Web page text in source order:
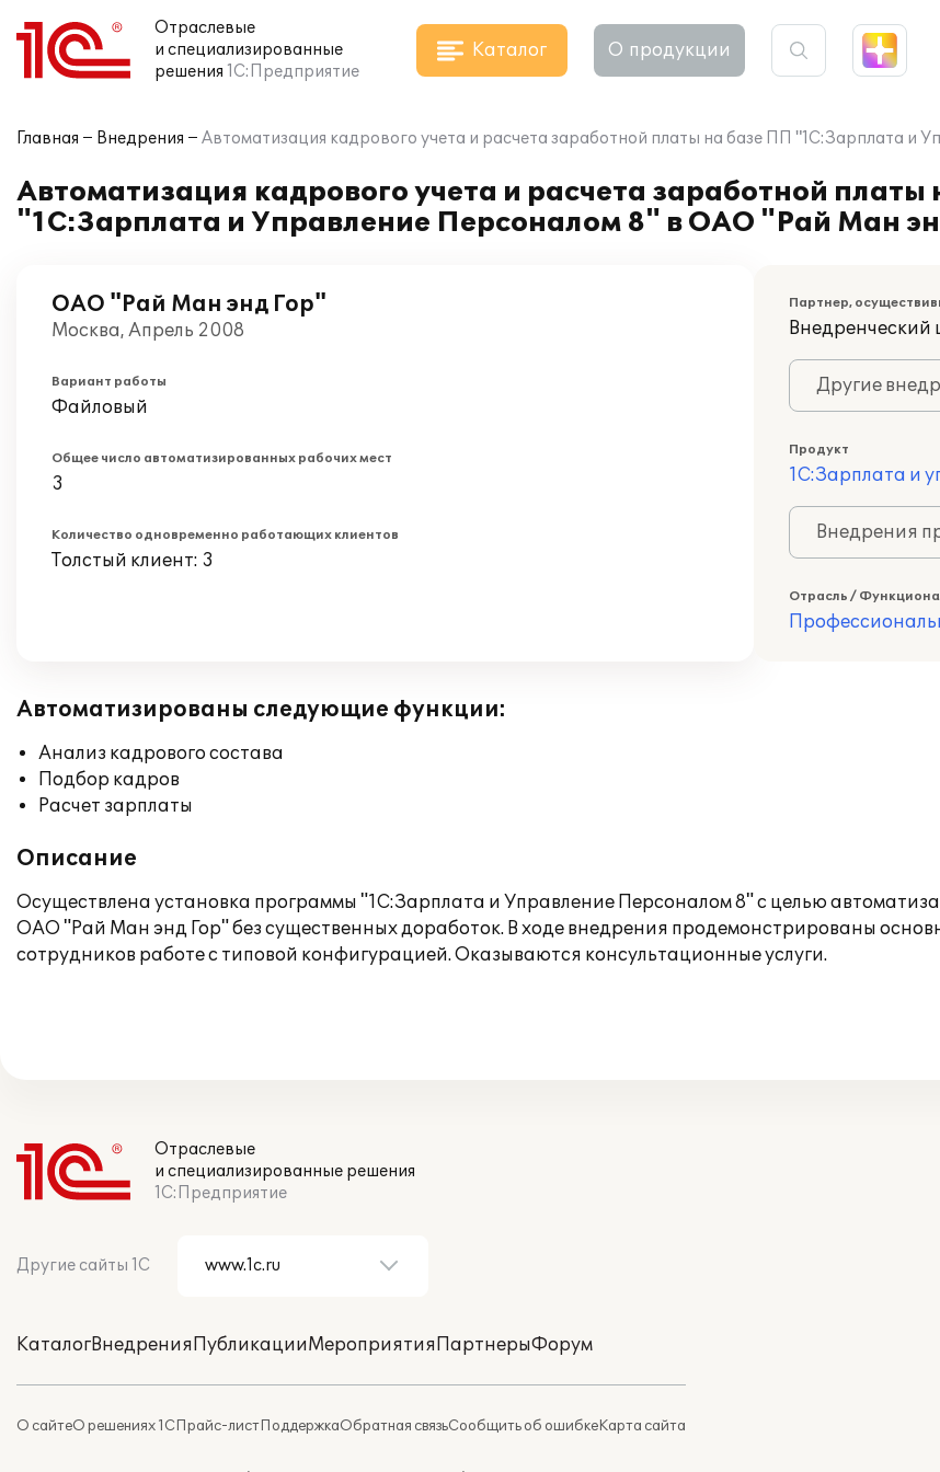
Отраслевые
и специализированные
решения 1С:Предприятие
Каталог О продукции
Главная Внедрения Автоматизация кадрового учета и расчета заработной платы на базе ПП "1С:Зарплата
Автоматизация кадрового учета и расчета заработной платы
"1С:Зарплата и Управление Персоналом 8" в ОАО "Рай Ман
ОАО "Рай Ман энд Гор"
Москва, Апрель 2008
Вариант работы
Файловый
Общее число автоматизированных рабочих мест
3
Количество одновременно работающих клиентов
Толстый клиент: 3
Партнер,
Внедренческий
Другие
Продукт
1С:Зарплата и
Внедрения
Отрасль /
Автоматизированы следующие функции:
Анализ кадрового состава
Подбор кадров
Расчет зарплаты
Описание
Осуществлена установка программы "1C:Зарплата и Управление Персоналом 8" с целью
ОАО "Рай Ман энд Гор" без существенных доработок. В ходе внедрения продемонстрированы
сотрудников работе с типовой конфигурацией. Оказываются консультационные услуги.
Отраслевые
и специализированные решения
1С:Предприятие
Другие сайты 1С
КаталогВнедренияПубликацииМероприятияПартнерыФорум
О сайтеО решениях 1СПрайс-листПоддержкаОбратная связьСообщить об ошибкеКарта сайта